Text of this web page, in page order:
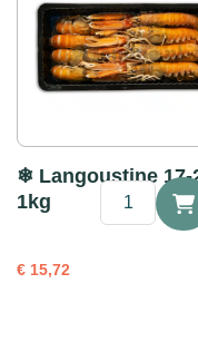
❄ Langoustine 17-
1kg
€ 15,72
Langoustine